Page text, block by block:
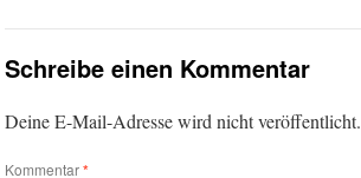
Schreibe einen Kommentar
Deine E-Mail-Adresse wird nicht veröffentlicht.
Kommentar*